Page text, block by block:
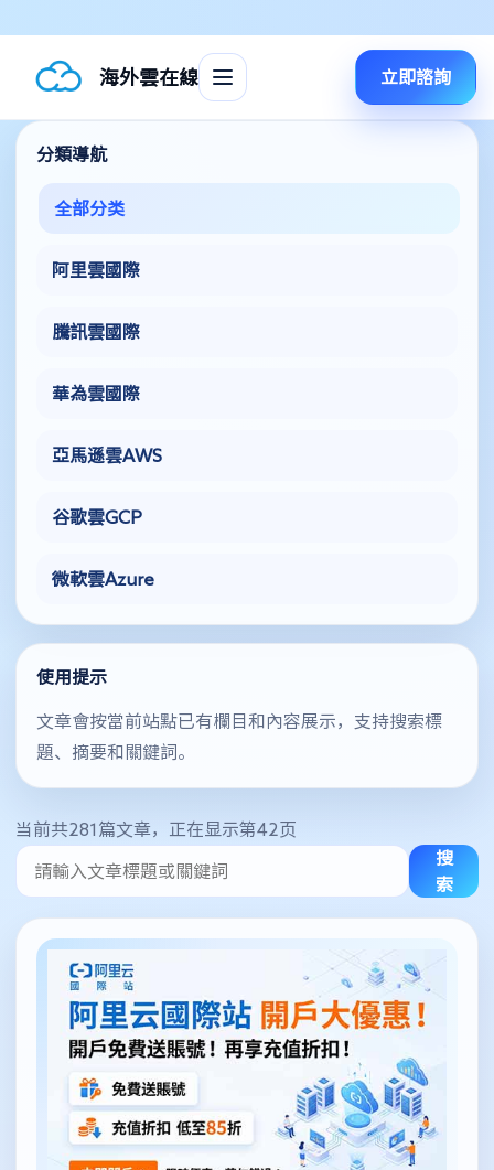
海外雲在線 立即諮詢
分類導航
全部分类
阿里雲國際
騰訊雲國際
華為雲國際
亞馬遜雲AWS
谷歌雲GCP
微軟雲Azure
使用提示
文章會按當前站點已有欄目和內容展示，支持搜索標
題、摘要和關鍵詞。
当前共281篇文章，正在显示第42页
搜
索